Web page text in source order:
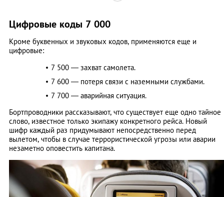
Цифровые коды 7 000
Кроме буквенных и звуковых кодов, применяются еще и
цифровые:
7 500 — захват самолета.
7 600 — потеря связи с наземными службами.
7 700 — аварийная ситуация.
Бортпроводники рассказывают, что существует еще одно тайное
слово, известное только экипажу конкретного рейса. Новый
шифр каждый раз придумывают непосредственно перед
вылетом, чтобы в случае террористической угрозы или аварии
незаметно оповестить капитана.